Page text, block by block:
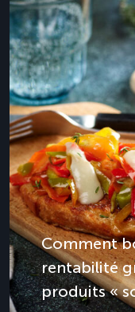
Comment
rentabilité
produits «